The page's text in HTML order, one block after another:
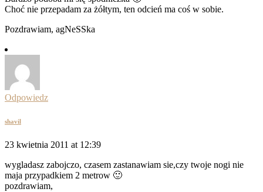
Choć nie przepadam za żółtym, ten odcień ma coś w sobie.
Pozdrawiam, agNeSSka
Odpowiedz
shavil
23 kwietnia 2011 at 12:39
wygladasz zabojczo, czasem zastanawiam sie,czy twoje nogi nie
maja przypadkiem 2 metrow 🙂
pozdrawiam,